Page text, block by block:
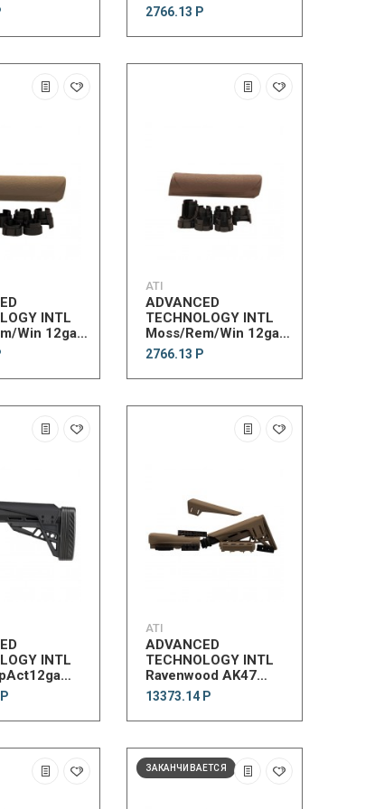
DG
Shotgun Forend FDE
2766.13 Р
INTL
Win 12ga
FDE
ATI
ADVANCED
TECHNOLOGY INTL
Moss/Rem/Win 12ga
Akita FrndWdlndBrwn
2766.13 Р
SRP
INTL
w/SRS
ATI
ADVANCED
TECHNOLOGY INTL
Ravenwood AK47
EliteMount AdjStk Pkg
FDE
13373.14 Р
ЗАКАНЧИВАЕТСЯ